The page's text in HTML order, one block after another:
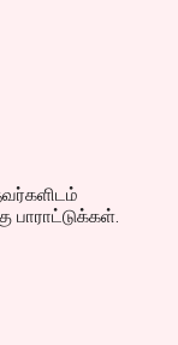
பாராட்டுக்கள்.